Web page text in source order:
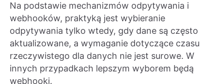
Na podstawie mechanizmów odpytywania i
webhooków, praktyką jest wybieranie
odpytywania tylko wtedy, gdy dane są często
aktualizowane, a wymaganie dotyczące czasu
rzeczywistego dla danych nie jest surowe. W
innych przypadkach lepszym wyborem będą
webhooki.